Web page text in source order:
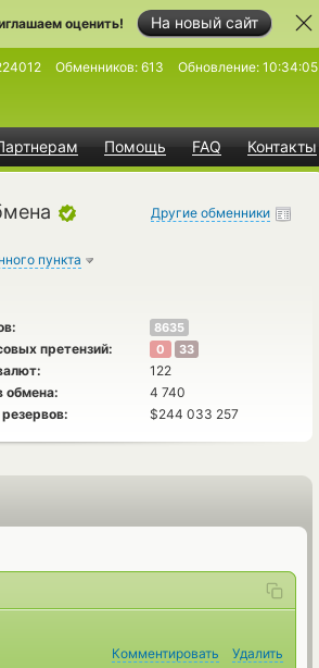
На новый сайт
оценить!
Помощь FAQ Контакты
Обменников: 613 Обновление: 10:34:05
пункта
Другие обменники
8635
претензий: 0 33
122
обмена:
4 740
$244 033 257
Комментировать
Удалить